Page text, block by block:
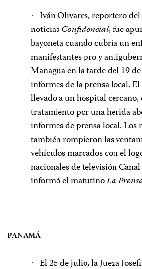
·
Iván Olivares, reportero
noticiasConfidencial, fue
bayoneta cuando cubría un
manifestantes pro y
Managua en la tarde del 19
informes de la prensa local.
llevado a un hospital
tratamiento por una herida
informes de prensa local. Los
también rompieron las
vehículos marcados con el
nacionales de televisión
informó el matutinoLa
PANAMÁ
·
El 25 de julio, la Jueza